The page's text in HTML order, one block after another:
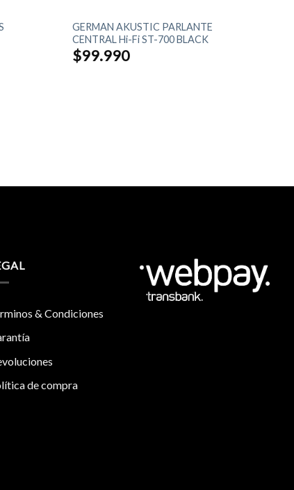
GERMAN AKUSTIC PARLANTE
CENTRAL Hi-Fi ST-700 BLACK
$99.990
& Condiciones
de compra